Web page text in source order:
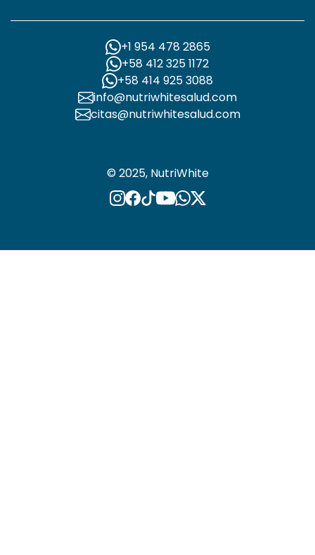
+1 954 478 2865
+58 412 325 1172
+58 414 925 3088
info@nutriwhitesalud.com
citas@nutriwhitesalud.com
© 2025, NutriWhite